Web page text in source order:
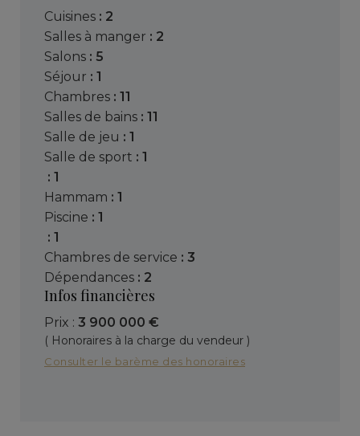
cuisines : 2
salles à manger : 2
salons : 5
séjour : 1
chambres : 11
salles de bains : 11
salle de jeu : 1
salle de sport : 1
: 1
hammam : 1
piscine : 1
: 1
chambres de service : 3
dépendances : 2
Infos financières
Prix : 3 900 000 €
( Honoraires à la charge du vendeur )
Consulter le barème des honoraires